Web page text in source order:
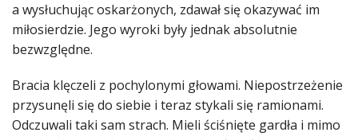
a wysłuchując oskarżonych, zdawał się okazywać im
miłosierdzie. Jego wyroki były jednak absolutnie
bezwzględne.
Bracia klęczeli z pochylonymi głowami. Niepostrzeżenie
przysunęli się do siebie i teraz stykali się ramionami.
Odczuwali taki sam strach. Mieli ściśnięte gardła i mimo